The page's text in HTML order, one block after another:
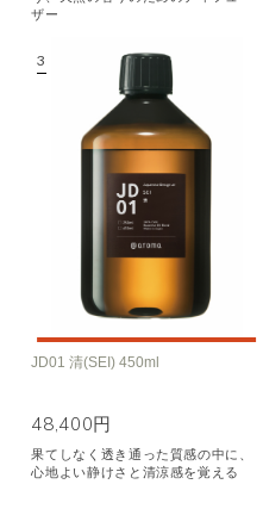
ザー
JD01 清(SEI) 450ml
48,400円
果てしなく透き通った質感の中に、
心地よい静けさと清涼感を覚える